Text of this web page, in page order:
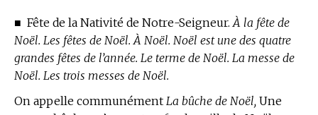
■ Fête de la Nativité de Notre-Seigneur. À la fête de
Noël. Les fêtes de Noël. À Noël. Noël est une des quatre
grandes fêtes de l’année. Le terme de Noël. La messe de
Noël. Les trois messes de Noël.
On appelle communément La bûche de Noël, Une